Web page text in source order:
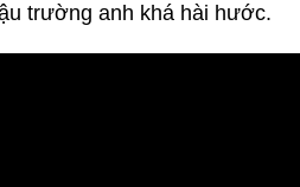
trường anh khá hài hước.